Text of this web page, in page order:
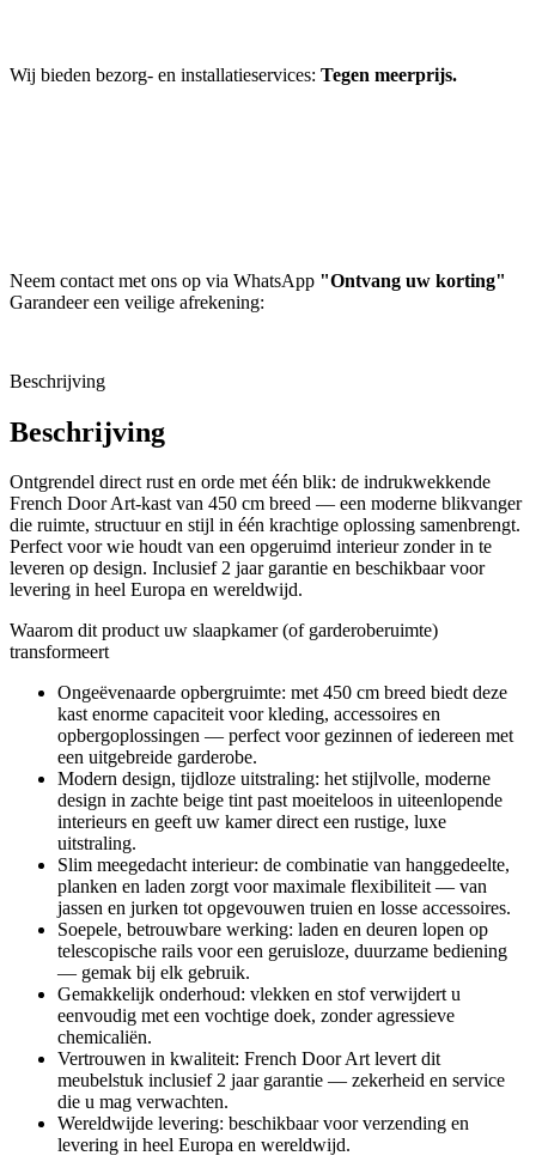
Wij bieden bezorg- en installatieservices: Tegen meerprijs.
Neem contact met ons op via WhatsApp "Ontvang uw korting"
Garandeer een veilige afrekening:
Beschrijving
Beschrijving
Ontgrendel direct rust en orde met één blik: de indrukwekkende
French Door Art-kast van 450 cm breed — een moderne blikvanger
die ruimte, structuur en stijl in één krachtige oplossing samenbrengt.
Perfect voor wie houdt van een opgeruimd interieur zonder in te
leveren op design. Inclusief 2 jaar garantie en beschikbaar voor
levering in heel Europa en wereldwijd.
Waarom dit product uw slaapkamer (of garderoberuimte)
transformeert
Ongeëvenaarde opbergruimte: met 450 cm breed biedt deze
kast enorme capaciteit voor kleding, accessoires en
opbergoplossingen — perfect voor gezinnen of iedereen met
een uitgebreide garderobe.
Modern design, tijdloze uitstraling: het stijlvolle, moderne
design in zachte beige tint past moeiteloos in uiteenlopende
interieurs en geeft uw kamer direct een rustige, luxe
uitstraling.
Slim meegedacht interieur: de combinatie van hanggedeelte,
planken en laden zorgt voor maximale flexibiliteit — van
jassen en jurken tot opgevouwen truien en losse accessoires.
Soepele, betrouwbare werking: laden en deuren lopen op
telescopische rails voor een geruisloze, duurzame bediening
— gemak bij elk gebruik.
Gemakkelijk onderhoud: vlekken en stof verwijdert u
eenvoudig met een vochtige doek, zonder agressieve
chemicaliën.
Vertrouwen in kwaliteit: French Door Art levert dit
meubelstuk inclusief 2 jaar garantie — zekerheid en service
die u mag verwachten.
Wereldwijde levering: beschikbaar voor verzending en
levering in heel Europa en wereldwijd.